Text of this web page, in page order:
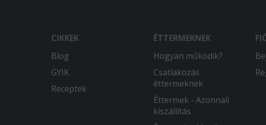
CIKKEK
Blog
GYIK
Receptek
ÉTTERMEKNEK
Hogyan működik?
Csatlakozás
éttermeknek
Éttermek - Azonnali
kiszállítás